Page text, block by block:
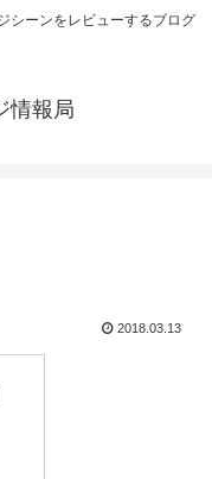
シーンをレビューするブログ
情報局
2018.03.13